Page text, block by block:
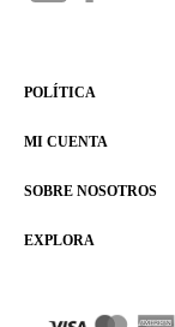
EXPLORA
SOBRE NOSOTROS
MI CUENTA
POLÍTICA